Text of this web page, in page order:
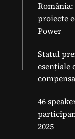
proiecte
Power
Statul
esențiale
46
2025